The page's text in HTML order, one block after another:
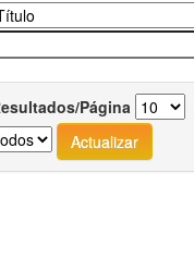
Página